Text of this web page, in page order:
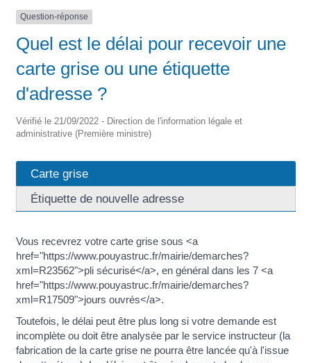
Question-réponse
Quel est le délai pour recevoir une
carte grise ou une étiquette
d'adresse ?
Vérifié le 21/09/2022 - Direction de l'information légale et
administrative (Première ministre)
Carte grise
Étiquette de nouvelle adresse
Vous recevrez votre carte grise sous <a
href="https://www.pouyastruc.fr/mairie/demarches?
xml=R23562">pli sécurisé</a>, en général dans les 7 <a
href="https://www.pouyastruc.fr/mairie/demarches?
xml=R17509">jours ouvrés</a>.
Toutefois, le délai peut être plus long si votre demande est
incomplète ou doit être analysée par le service instructeur (la
fabrication de la carte grise ne pourra être lancée qu'à l'issue